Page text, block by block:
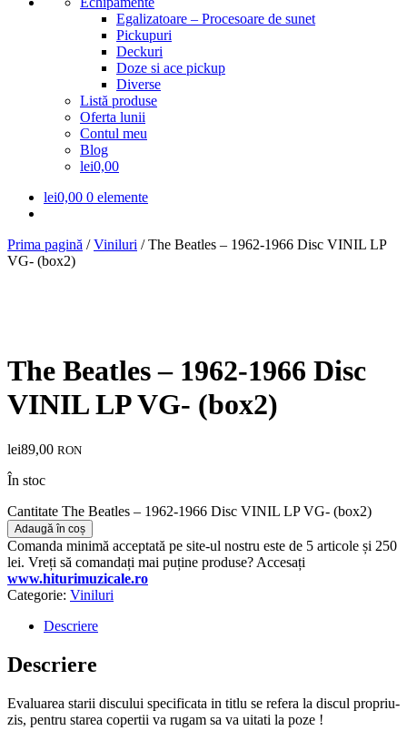
Egalizatoare – Procesoare de sunet
Pickupuri
Deckuri
Doze si ace pickup
Diverse
Listă produse
Oferta lunii
Contul meu
Blog
lei0,00
lei0,00 0 elemente
Prima pagină /Viniluri /The Beatles – 1962-1966 Disc VINIL LP
VG- (box2)
The Beatles – 1962-1966 Disc
VINIL LP VG- (box2)
lei89,00 RON
În stoc
Cantitate The Beatles – 1962-1966 Disc VINIL LP VG- (box2)
Adaugă în coș
Comanda minimă acceptată pe site-ul nostru este de 5 articole și 250
lei. Vreți să comandați mai puține produse? Accesați
www.hiturimuzicale.ro
Categorie: Viniluri
Descriere
Descriere
Evaluarea starii discului specificata in titlu se refera la discul propriu-
zis, pentru starea copertii va rugam sa va uitati la poze !